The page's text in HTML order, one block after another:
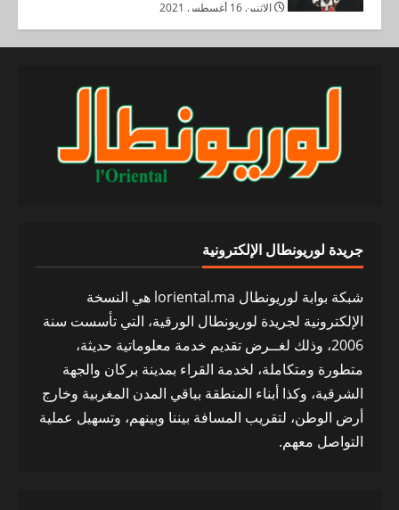
الإثنين 16 أغسطس 2021
جريدة لوريونطال الإلكترونية
شبكة بوابة لوريونطال loriental.ma هي النسخة
الإلكترونية لجريدة لوريونطال الورقية، التي تأسست سنة
2006، وذلك لغــرض تقديم خدمة معلوماتية حديثة،
متطورة ومتكاملة، لخدمة القراء بمدينة بركان والجهة
الشرقية، وكذا أبناء المنطقة بباقي المدن المغربية وخارج
أرض الوطن، لتقريب المسافة بيننا وبينهم، وتسهيل عملية
التواصل معهم.